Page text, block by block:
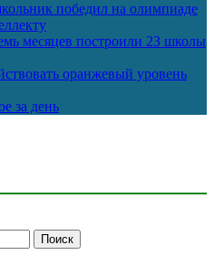
победил на олимпиаде
месяцев построили 23 школы
оранжевый уровень
за день